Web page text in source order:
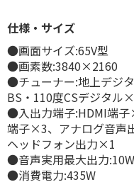
仕様・サイズ
●画面サイズ:65V型
●画素数:3840×2160
●チューナー:地上デジ
BS・110度CSデジタル
●入出力端子:HDMI端
端子×3、アナログ音声
ヘッドフォン出力×1
●音声実用最大出力
●消費電力:435W